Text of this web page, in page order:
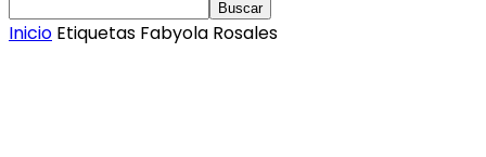
Inicio Etiquetas Fabyola Rosales